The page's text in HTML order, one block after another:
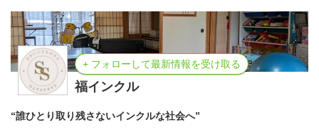
+ フォローして最新情報を受け取る
福インクル
“誰ひとり取り残さないインクルな社会へ”